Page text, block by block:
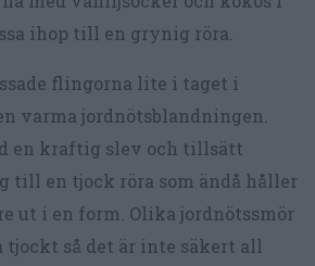
ihop till en grynig röra.
flingorna lite i taget i
varma jordnötsblandningen.
en kraftig slev och tillsätt
till en tjock röra som ändå håller
ut i en form. Olika jordnötssmör
tjockt så det är inte säkert all